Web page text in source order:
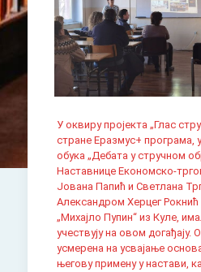
У оквиру пројекта „Глас
стране Еразмус+ програма,
обука „Дебата у стручном
Наставнице Економско-
Јована Папић и Светлана
Александром Херцег
„Михајло Пупин“ из Куле,
учествују на овом догађају.
усмерена на усвајање
његову примену у настави,